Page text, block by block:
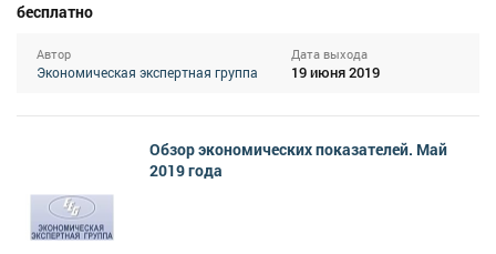
бесплатно
Автор
Экономическая экспертная группа
Дата выхода
19 июня 2019
Обзор экономических показателей. Май
2019 года